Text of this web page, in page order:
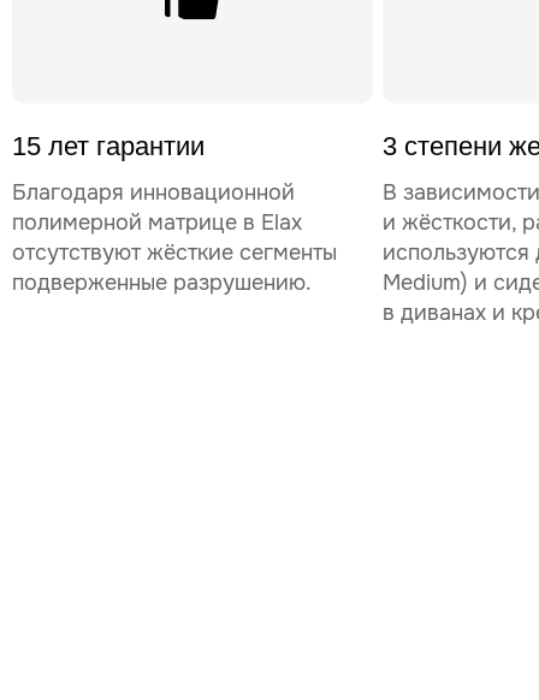
15 лет гарантии
Благодаря инновационной
полимерной матрице в Elax
отсутствуют жёсткие сегменты
подверженные разрушению.
3 степени
В
и жёсткости,
Medium) и
в диванах и